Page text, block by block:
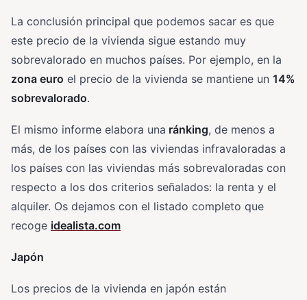
La conclusión principal que podemos sacar es que
este precio de la vivienda sigue estando muy
sobrevalorado en muchos países. Por ejemplo, en la
zona euro el precio de la vivienda se mantiene un 14%
sobrevalorado.
El mismo informe elabora una ránking, de menos a
más, de los países con las viviendas infravaloradas a
los países con las viviendas más sobrevaloradas con
respecto a los dos criterios señalados: la renta y el
alquiler. Os dejamos con el listado completo que
recoge idealista.com
Japón
Los precios de la vivienda en japón están